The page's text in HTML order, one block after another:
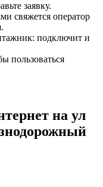
заявку.
свяжется оператор
подключит и
пользоваться
на ул